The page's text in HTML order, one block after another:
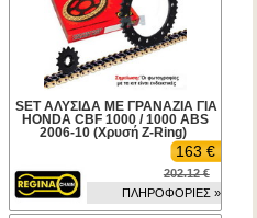
SET ΑΛΥΣΙΔΑ ΜΕ ΓΡΑΝΑΖΙΑ ΓΙΑ
HONDA CBF 1000 / 1000 ABS
2006-10 (Χρυσή Z-Ring)
163 €
202.12 €
ΠΛΗΡΟΦΟΡΙΕΣ »